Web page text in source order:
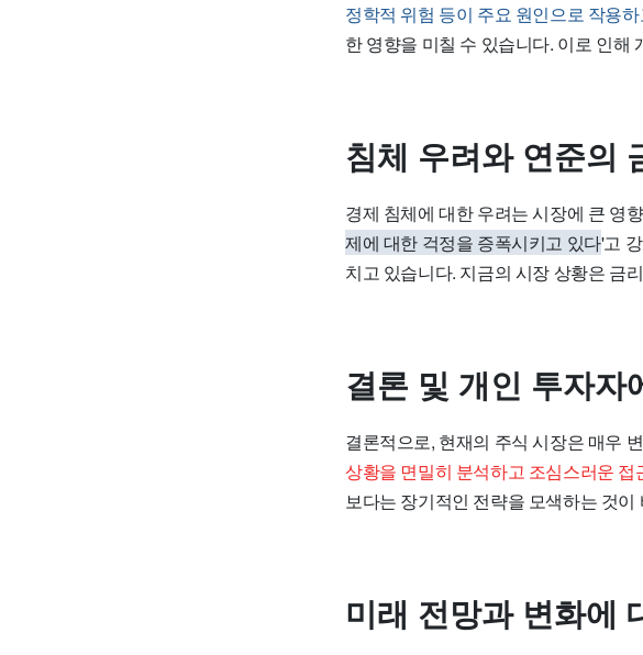
정학적 위험 등이 주요 원인으로 작용
한 영향을 미칠 수 있습니다. 이로 인해
침체 우려와 연준의
경제 침체에 대한 우려는 시장에 큰 영
제에 대한 걱정을 증폭시키고 있다'고
치고 있습니다. 지금의 시장 상황은 금
결론 및 개인 투자자
결론적으로, 현재의 주식 시장은 매우
상황을 면밀히 분석하고 조심스러운 접
보다는 장기적인 전략을 모색하는 것이
미래 전망과 변화에